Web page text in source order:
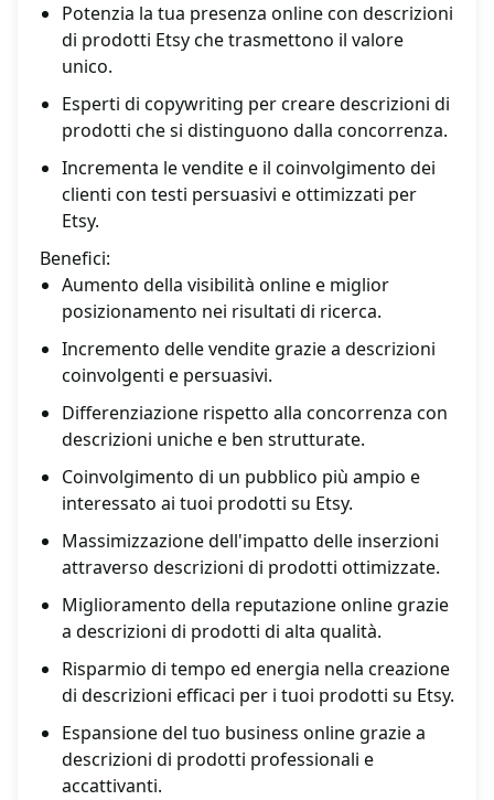
Potenzia la tua presenza online con descrizioni
di prodotti Etsy che trasmettono il valore
unico.
Esperti di copywriting per creare descrizioni di
prodotti che si distinguono dalla concorrenza.
Incrementa le vendite e il coinvolgimento dei
clienti con testi persuasivi e ottimizzati per
Etsy.
Benefici:
Aumento della visibilità online e miglior
posizionamento nei risultati di ricerca.
Incremento delle vendite grazie a descrizioni
coinvolgenti e persuasivi.
Differenziazione rispetto alla concorrenza con
descrizioni uniche e ben strutturate.
Coinvolgimento di un pubblico più ampio e
interessato ai tuoi prodotti su Etsy.
Massimizzazione dell'impatto delle inserzioni
attraverso descrizioni di prodotti ottimizzate.
Miglioramento della reputazione online grazie
a descrizioni di prodotti di alta qualità.
Risparmio di tempo ed energia nella creazione
di descrizioni efficaci per i tuoi prodotti su Etsy.
Espansione del tuo business online grazie a
descrizioni di prodotti professionali e
accattivanti.